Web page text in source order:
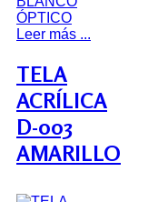
Leer más ...
TELA
ACRÍLICA
D-003
AMARILLO